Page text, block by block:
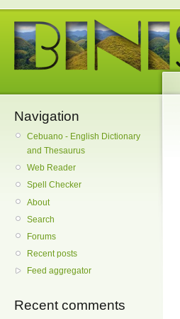
Navigation
Cebuano - English Dictionary
and Thesaurus
Web Reader
Spell Checker
About
Search
Forums
Recent posts
Feed aggregator
Recent comments